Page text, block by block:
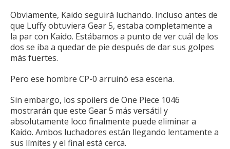
Obviamente, Kaido seguirá luchando. Incluso antes de
que Luffy obtuviera Gear 5, estaba completamente a
la par con Kaido. Estábamos a punto de ver cuál de los
dos se iba a quedar de pie después de dar sus golpes
más fuertes.
Pero ese hombre CP-0 arruinó esa escena.
Sin embargo, los spoilers de One Piece 1046
mostrarán que este Gear 5 más versátil y
absolutamente loco finalmente puede eliminar a
Kaido. Ambos luchadores están llegando lentamente a
sus límites y el final está cerca.